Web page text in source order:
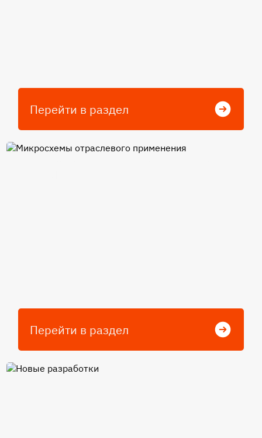
Перейти в раздел
Микросхемы отраслевого
Перейти в раздел
Новые разработки